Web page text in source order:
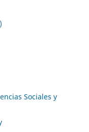
Sociales y